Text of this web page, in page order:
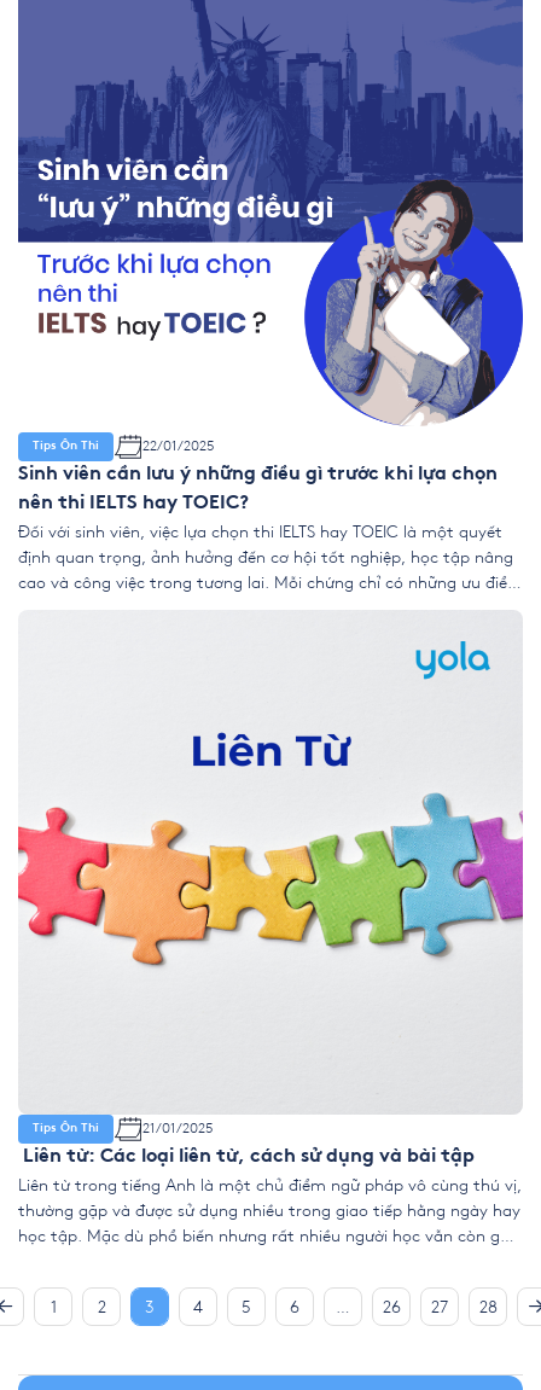
Tips Ôn Thi 22/01/2025
Sinh viên cần lưu ý những điều gì trước khi lựa chọn
nên thi IELTS hay TOEIC?
Đối với sinh viên, việc lựa chọn thi IELTS hay TOEIC là một quyết
định quan trọng, ảnh hưởng đến cơ hội tốt nghiệp, học tập nâng
cao và công việc trong tương lai. Mỗi chứng chỉ có những ưu điểm
riêng, phù hợp với từng mục tiêu và yêu cầu khác nhau của các
Tips Ôn Thi 21/01/2025
Liên từ: Các loại liên từ, cách sử dụng và bài tập
Liên từ trong tiếng Anh là một chủ điểm ngữ pháp vô cùng thú vị,
thường gặp và được sử dụng nhiều trong giao tiếp hằng ngày hay
học tập. Mặc dù phổ biến nhưng rất nhiều người học vẫn còn gặp
1 2 3 4 5 6 26 27 28